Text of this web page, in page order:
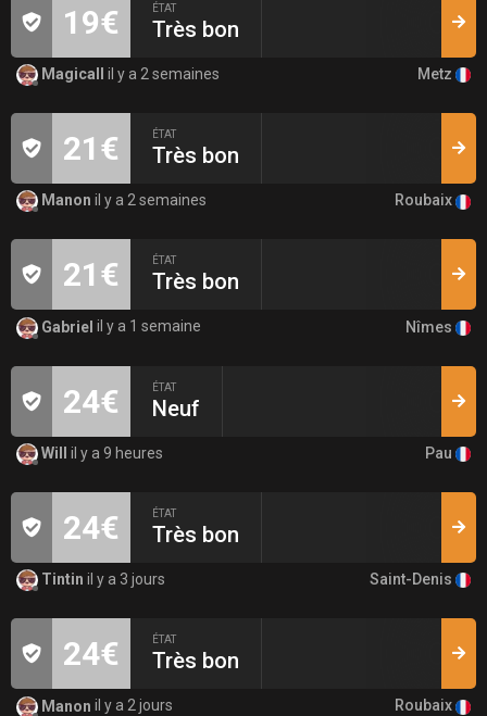
19€ ÉTAT
Très bon
Magicall il y a 2 semaines Metz
21€ ÉTAT
Très bon
Manon il y a 2 semaines Roubaix
21€ ÉTAT
Très bon
Gabriel il y a 1 semaine Nîmes
24€ ÉTAT
Neuf
Will il y a 9 heures Pau
24€ ÉTAT
Très bon
Tintin il y a 3 jours Saint-Denis
24€ ÉTAT
Très bon
Manon il y a 2 jours Roubaix